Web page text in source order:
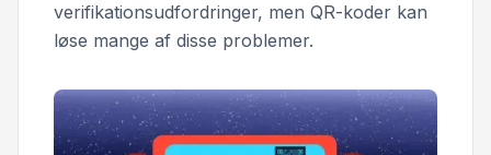
verifikationsudfordringer, men QR-koder kan
løse mange af disse problemer.